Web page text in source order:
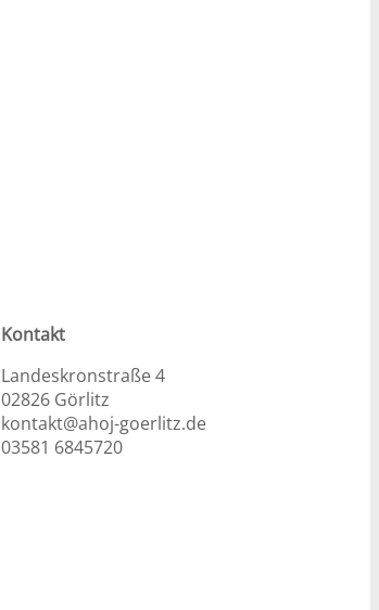
Kontakt
Landeskronstraße 4
02826 Görlitz
kontakt@ahoj-goerlitz.de
03581 6845720